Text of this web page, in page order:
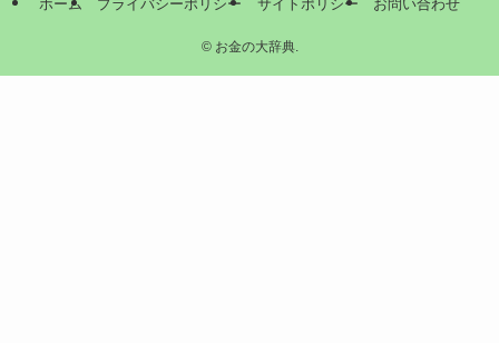
ホーム プライバシーポリシー サイトポリシー お問い合わせ
©お金の大辞典.